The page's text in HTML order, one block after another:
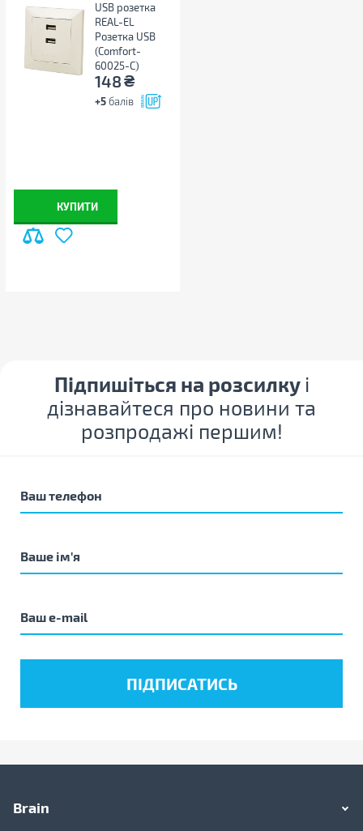
USB розетка
REAL-EL
Розетка USB
(Comfort-
60025-C)
148₴
+5 балів
КУПИТИ
Підпишіться на розсилку і
дізнавайтеся про новини та
розпродажі першим!
Brain